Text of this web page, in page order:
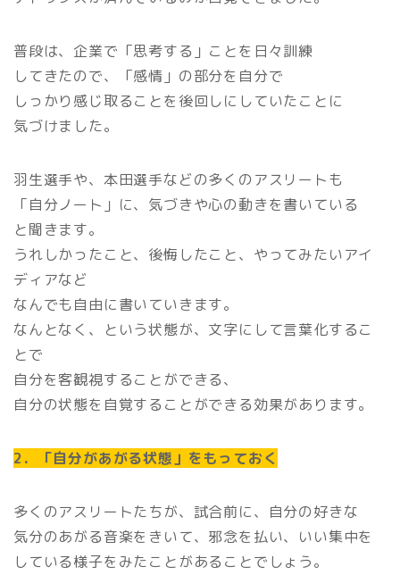
普段は、企業で「思考する」ことを日々訓練
してきたので、「感情」の部分を自分で
しっかり感じ取ることを後回しにしていたことに
気づけました。
羽生選手や、本田選手などの多くのアスリートも
「自分ノート」に、気づきや心の動きを書いている
と聞きます。
うれしかったこと、後悔したこと、やってみたいアイ
ディアなど
なんでも自由に書いていきます。
なんとなく、という状態が、文字にして言葉化するこ
とで
自分を客観視することができる、
自分の状態を自覚することができる効果があります。
2．「自分があがる状態」をもっておく
多くのアスリートたちが、試合前に、自分の好きな
気分のあがる音楽をきいて、邪念を払い、いい集中を
している様子をみたことがあることでしょう。